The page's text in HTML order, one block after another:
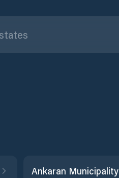
Ankaran Municipality